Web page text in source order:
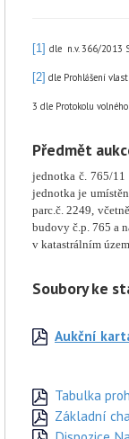
[1] dle n.v. 366/2013
[2] dle Prohlášení
3 dle Protokolu
Předmět
jednotka č. 765/
jednotka je
parc.č. 2249,
budovy č.p. 765 a
v katastrálním
Soubory ke
Aukční
Tabulka
Základní